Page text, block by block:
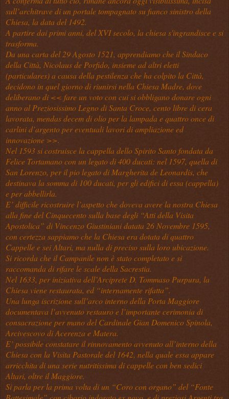
sull’architrave di un portale tompagnato su fianco sinistro della
Chiesa, la data del 1492.
A partire dai primi anni, del XVI secolo, la chiesa s'ingrandisce e si
trasforma.
Da una carta del 29 Agosto 1521, apprendiamo che il Sindaco
della Città, Nicolaus de Porfido, insieme ad altri eletti
(particulares) a causa della pestilenza che ha colpito la Città,
decidono in quel giorno di riunirsi nella Chiesa Madre, dove
deliberano di << fare un voto con cui si obbligano donare ogni
anno al Preziosissimo Legno di Santa Croce, cento libre di cera
lavorata, mendas decem di olio per la lampada e quattro once di
carlini d’argento per eventuali lavori di ampliazione ed
innovazione >>.
Nel 1593 si costruisce la cappella dello Spirito Santo fondata da
Felice Tortamano con un legato di 400 ducati: nel 1597, quella di
San Lorenzo, per il pio legato di Margherita de Leonardis, che
destinava la somma di 100 ducati, per gli edifici di essa (cappella)
e per abbellirla.
E’ difficile ricostruire l’aspetto che doveva avere la nostra Chiesa
alla fine del Cinquecento sulla base degli “Atti della Visita
Apostolica” di Vincenzo Giustiniani datata 26 Novembre 1595,
con certezza sappiamo che la Chiesa era dotata di quattro
Cappelle e sei Altari, ma nulla di preciso sulla loro ubicazione.
Si ricorda che il Campanile non è stato completato e si
raccomanda di rifare le scale della Sacrestia.
Nel 1633, per iniziativa dell’Arciprete D. Tommaso Purpura, la
Chiesa viene restaurata, ed “internamente rifatta”.
Una lunga iscrizione sull’arco interno della Porta Maggiore
documentava l’avvenuto restauro e l’importante cerimonia di
consacrazione per mano del Cardinale Gian Domenico Spinola,
Arcivescovo di Acerenza e Matera.
E’ possibile constatare il rinnovamento avvenuto all’interno della
Chiesa con la Visita Pastorale del 1642, nella quale essa appare
arricchita di una serie nutritissima di cappelle con ben sedici
Altari, oltre il Maggiore.
Si parla per la prima volta di un “Coro con organo” del “Fonte